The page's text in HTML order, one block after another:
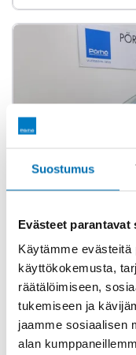
Suostumus
Evästeet
Käytämme evästeitä
käyttökokemusta,
räätälöimiseen,
tukemiseen ja
jaamme sosiaalisen
alan
Vaihtoauto
MAZDA
1.5 Agile
2022 5 600 km